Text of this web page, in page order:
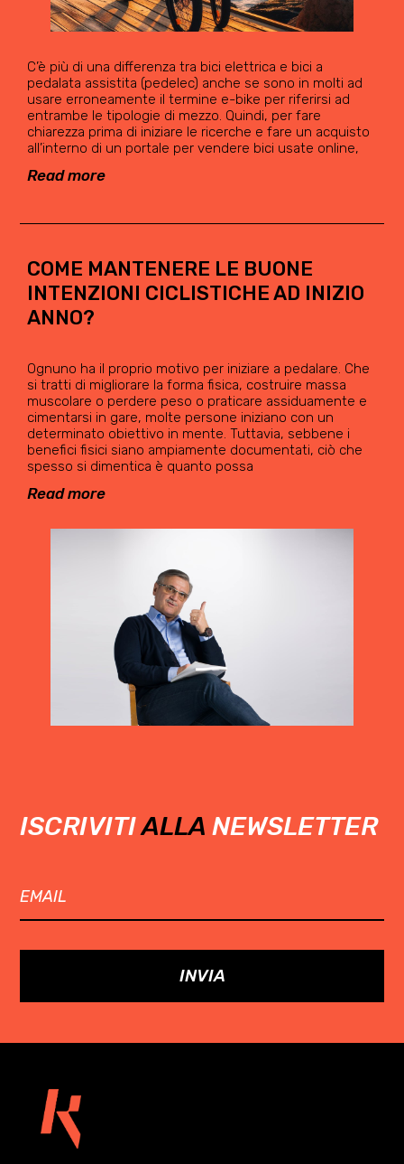
C’è più di una differenza tra bici elettrica e bici a
pedalata assistita (pedelec) anche se sono in molti ad
usare erroneamente il termine e-bike per riferirsi ad
entrambe le tipologie di mezzo. Quindi, per fare
chiarezza prima di iniziare le ricerche e fare un acquisto
all’interno di un portale per vendere bici usate online,
Read more
COME MANTENERE LE BUONE
INTENZIONI CICLISTICHE AD INIZIO
ANNO?
Ognuno ha il proprio motivo per iniziare a pedalare. Che
si tratti di migliorare la forma fisica, costruire massa
muscolare o perdere peso o praticare assiduamente e
cimentarsi in gare, molte persone iniziano con un
determinato obiettivo in mente. Tuttavia, sebbene i
benefici fisici siano ampiamente documentati, ciò che
spesso si dimentica è quanto possa
Read more
ISCRIVITIALLA NEWSLETTER